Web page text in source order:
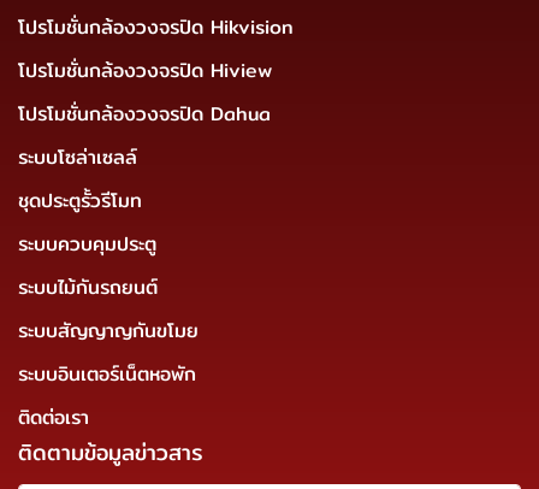
โปรโมชั่นกล้องวงจรปิด Hikvision
โปรโมชั่นกล้องวงจรปิด Hiview
โปรโมชั่นกล้องวงจรปิด Dahua
ระบบโซล่าเซลล์
ชุดประตูรั้วรีโมท
ระบบควบคุมประตู
ระบบไม้กันรถยนต์
ระบบสัญญาญกันขโมย
ระบบอินเตอร์เน็ตหอพัก
ติดต่อเรา
ติดตามข้อมูลข่าวสาร